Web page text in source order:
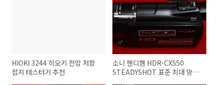
HIOKI 3244 히오키 전압 저항
접지 테스터기 추천
소니 핸디캠 HDR-CX550
STEADYSHOT 표준 최대 망원